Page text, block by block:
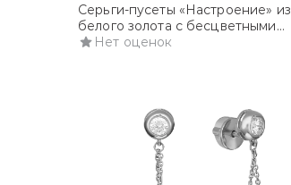
Серьги-пусеты «Настроение» из
белого золота с бесцветными
топазами
Нет оценок